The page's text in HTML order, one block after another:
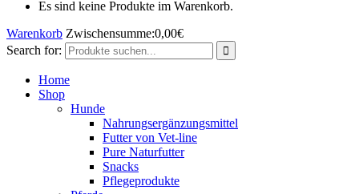
Es sind keine Produkte im Warenkorb.
Warenkorb Zwischensumme:0,00€
Search for:
Home
Shop
Hunde
Nahrungsergänzungsmittel
Futter von Vet-line
Pure Naturfutter
Snacks
Pflegeprodukte